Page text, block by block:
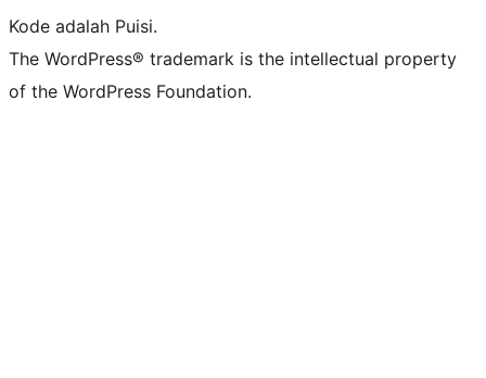
Kode adalah Puisi.
The WordPress® trademark is the intellectual property
of the WordPress Foundation.